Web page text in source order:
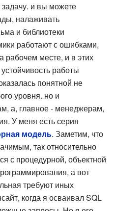
и вы можете
налаживать
и библиотеки
работают с ошибками,
рабочем месте, и в этих
работы
понятной не
уровня. но и
а, главное - менеджерам,
У меня есть серия
модель. Заметим, что
так относительно
с процедурной, объектной
а вот
требуют иных
когда я осваивал SQL